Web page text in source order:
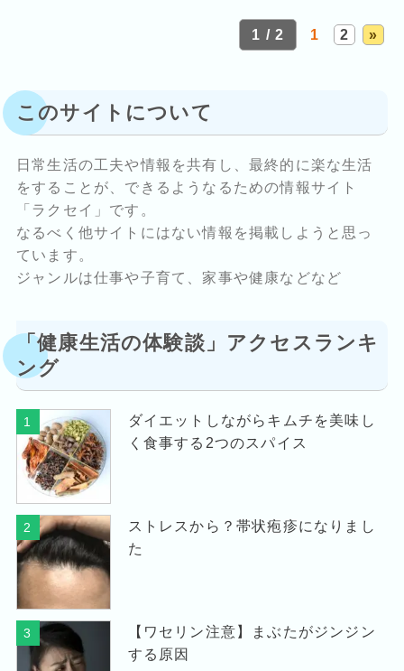
1 / 2 1 2 »
このサイトについて
日常生活の工夫や情報を共有し、最終的に楽な生活
をすることが、できるようなるための情報サイト
「ラクセイ」です。
なるべく他サイトにはない情報を掲載しようと思っ
ています。
ジャンルは仕事や子育て、家事や健康などなど
「健康生活の体験談」アクセスランキ
ング
1
ダイエットしながらキムチを美味し
く食事する2つのスパイス
2
ストレスから？帯状疱疹になりまし
た
3
【ワセリン注意】まぶたがジンジン
する原因